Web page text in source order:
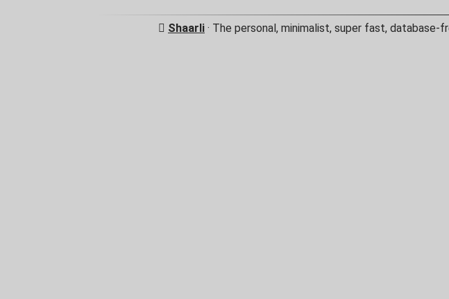
Shaarli · The personal, minimalist, super fast, database-